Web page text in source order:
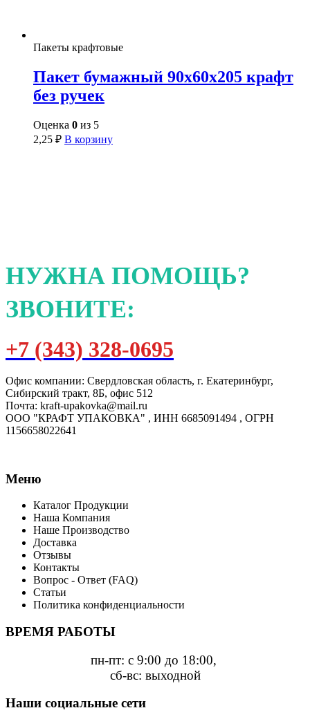
Пакеты крафтовые
Пакет бумажный 90х60х205 крафт
без ручек
Оценка 0 из 5
2,25 ₽ В корзину
НУЖНА ПОМОЩЬ?
ЗВОНИТЕ:
+7 (343) 328-0695
Офис компании: Свердловская область, г. Екатеринбург,
Сибирский тракт, 8Б, офис 512
Почта: kraft-upakovka@mail.ru
ООО "КРАФТ УПАКОВКА" , ИНН 6685091494 , ОГРН
1156658022641
Меню
Каталог Продукции
Наша Компания
Наше Производство
Доставка
Отзывы
Контакты
Вопрос - Ответ (FAQ)
Статьи
Политика конфиденциальности
ВРЕМЯ РАБОТЫ
пн-пт: с 9:00 до 18:00,
сб-вс: выходной
Наши социальные сети